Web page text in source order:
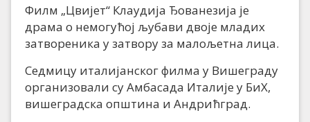
Филм „Цвијет“ Клаудија Ђованезија је
драма о немогућој љубави двоје младих
затвореника у затвору за малољетна лица.
Седмицу италијанског филма у Вишеграду
организовали су Амбасада Италије у БиХ,
вишеградска општина и Андрићград.